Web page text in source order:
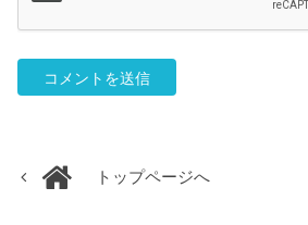
トップページへ